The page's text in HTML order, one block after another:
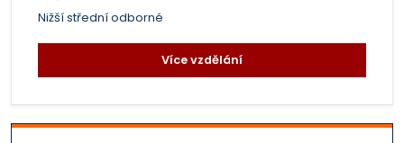
Nižší střední odborné
Více vzdělání